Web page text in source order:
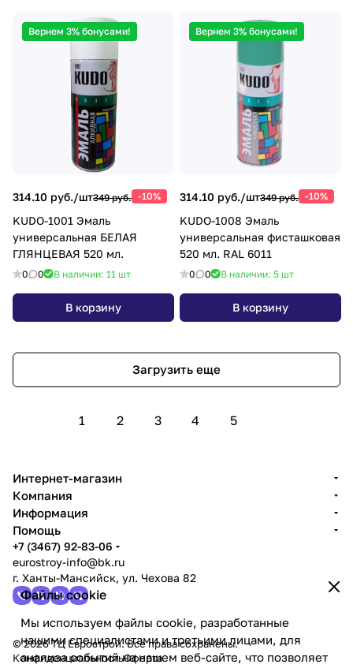
Вернем 3% бонусами!
314.10 руб./шт349 руб. -10%
KUDO-1001 Эмаль
универсальная БЕЛАЯ
ГЛЯНЦЕВАЯ 520 мл.
0 0 В наличии: 11 шт
В корзину
Вернем 3% бонусами!
314.10 руб./шт349 руб. -10%
KUDO-1008 Эмаль
универсальная фисташковая
520 мл. RAL 6011
0 0 В наличии: 5 шт
В корзину
Загрузить еще
1 2 3 4 5
Файлы cookie
Мы используем файлы cookie, разработанные
нашими специалистами и третьими лицами, для
анализа событий на нашем веб-сайте, что позволяет
Интернет-магазин
Компания
Информация
Помощь
+7 (3467) 92-83-06
eurostroy-info@bk.ru
г. Ханты-Мансийск, ул. Чехова 82
© 2026 ТЦ Еврострой. Все права сохранены.
КонфиденциальностьОферта